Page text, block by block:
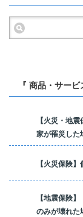
『 商品・サー
【火災・地
家が罹災した
【火災保険
【地震保険
のみが壊れた